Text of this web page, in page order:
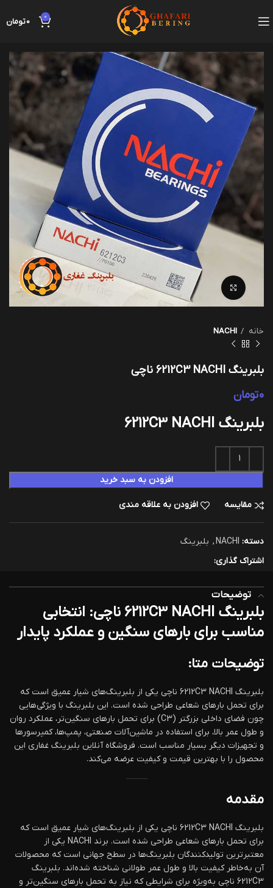
0
0تومان
بزرگنمایی تصویر
خانه NACHI
بلبرینگ 6212C3 NACHI ناچی
0تومان
بلبرینگ 6212C3 NACHI
افزودن به سبد خرید
مقایسه افزودن به علاقه مندی
دسته: NACHI
, بلبرینگ
اشتراک گذاری:
توضیحات
بلبرینگ 6212C3 NACHI ناچی: انتخابی
مناسب برای بارهای سنگین و عملکرد پایدار
توضیحات متا:
بلبرینگ 6212C3 NACHI ناچی یکی از بلبرینگ‌های شیار عمیق است که
برای تحمل بارهای شعاعی طراحی شده است. این بلبرینگ با ویژگی‌هایی
چون فضای داخلی بزرگتر (C3) برای تحمل بارهای سنگین‌تر، عملکرد روان
و طول عمر بالا، برای استفاده در ماشین‌آلات صنعتی، پمپ‌ها، کمپرسورها
و تجهیزات دیگر بسیار مناسب است. فروشگاه آنلاین بلبرینگ غفاری این
محصول را با بهترین قیمت و کیفیت عرضه می‌کند.
مقدمه
بلبرینگ 6212C3 NACHI ناچی یکی از بلبرینگ‌های شیار عمیق است که
برای تحمل بارهای شعاعی طراحی شده است. برند NACHI یکی از
معتبرترین تولیدکنندگان بلبرینگ‌ها در سطح جهانی است که محصولات
آن به‌خاطر کیفیت بالا و طول عمر طولانی شناخته شده‌اند. بلبرینگ
6212C3 ناچی به‌ویژه برای شرایطی که نیاز به تحمل بارهای سنگین‌تر و